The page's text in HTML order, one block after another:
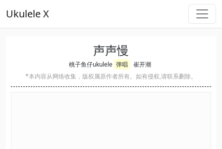
Ukulele X
声声慢
桃子鱼仔ukulele 弹唱
崔开潮
*本内容从网络收集，版权属原作者所有。如有侵权,请联系删除。